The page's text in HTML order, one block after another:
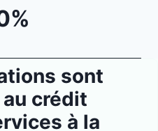
sont
crédit
à la